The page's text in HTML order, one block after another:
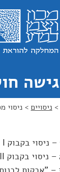
> ניסויים >